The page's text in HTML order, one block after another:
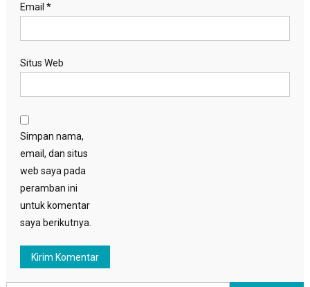
Email *
Situs Web
Simpan nama,
email, dan situs
web saya pada
peramban ini
untuk komentar
saya berikutnya.